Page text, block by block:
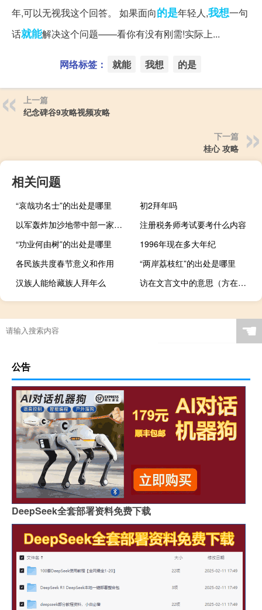
年,可以无视我这个回答。 如果面向的是年轻人,我想一句
话就能解决这个问题——看你有没有刚需!实际上...
网络标签： 就能 我想 的是
上一篇
纪念碑谷9攻略视频攻略
下一篇
桂心 攻略
相关问题
“哀哉功名士”的出处是哪里
初2拜年吗
以军轰炸加沙地带中部一家治疗癌症患者的医院
注册税务师考试要考什么内容
“功业何由树”的出处是哪里
1996年现在多大年纪
各民族共度春节意义和作用
“两岸荔枝红”的出处是哪里
汉族人能给藏族人拜年么
访在文言文中的意思（方在文言文中的意思）
☚
公告
DeepSeek全套部署资料免费下载